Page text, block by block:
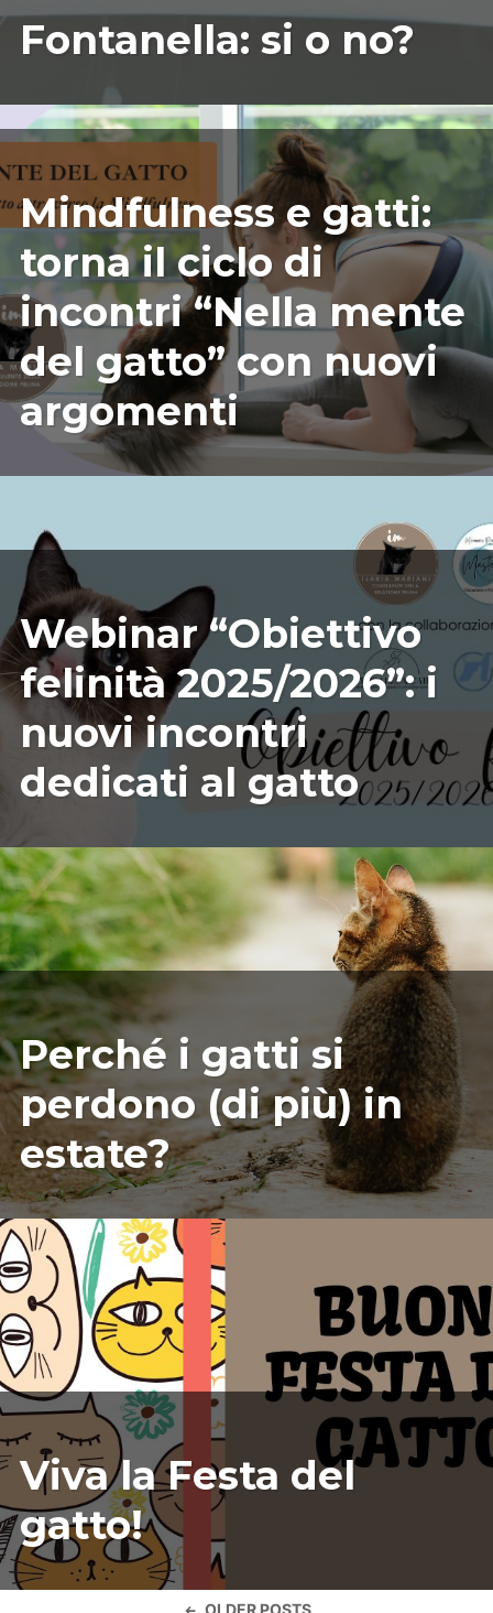
Fontanella: si o no?
09/04/2025
ILARIAMARIANICRF
Mindfulness e gatti:
torna il ciclo di
incontri “Nella mente
del gatto” con nuovi
argomenti
08/22/2025
ILARIAMARIANICRF
Webinar “Obiettivo
felinità 2025/2026”: i
nuovi incontri
dedicati al gatto
07/15/2025
ILARIAMARIANICRF
Perché i gatti si
perdono (di più) in
estate?
02/17/2025
ILARIAMARIANICRF
Viva la Festa del
gatto!